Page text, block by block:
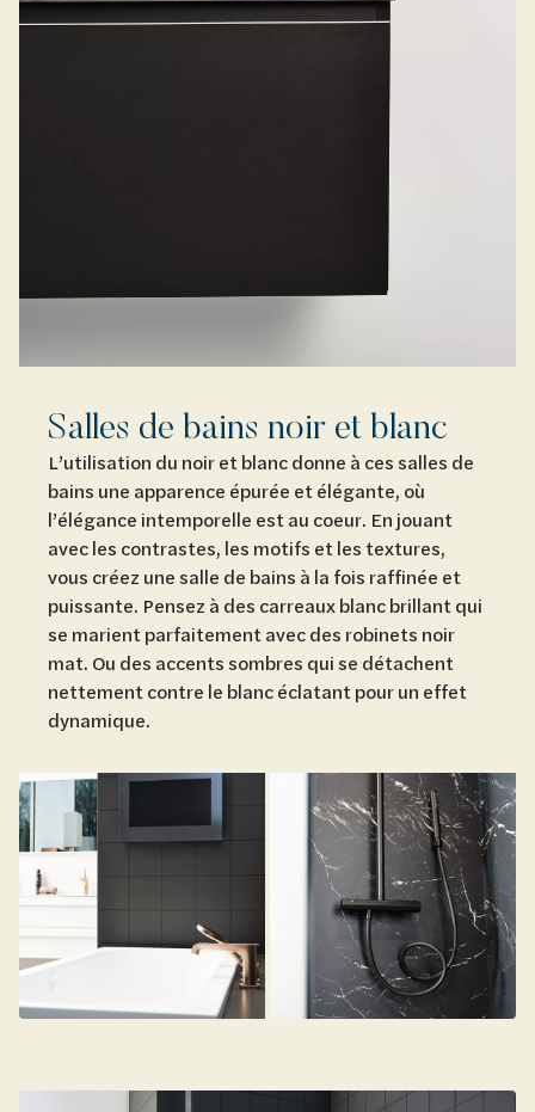
Salles de bains noir et blanc
L’utilisation du noir et blanc donne à ces salles de
bains une apparence épurée et élégante, où
l’élégance intemporelle est au coeur. En jouant
avec les contrastes, les motifs et les textures,
vous créez une salle de bains à la fois raffinée et
puissante. Pensez à des carreaux blanc brillant qui
se marient parfaitement avec des robinets noir
mat. Ou des accents sombres qui se détachent
nettement contre le blanc éclatant pour un effet
dynamique.